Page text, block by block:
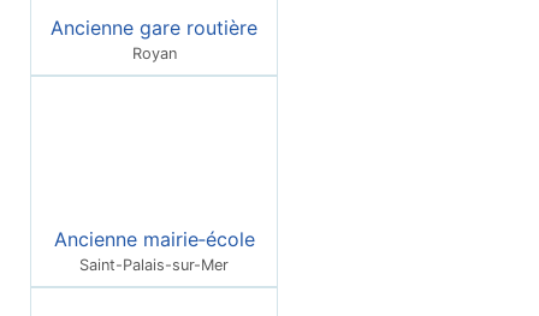
Ancienne gare routière
Royan
Ancienne mairie‑école
Saint-Palais-sur-Mer